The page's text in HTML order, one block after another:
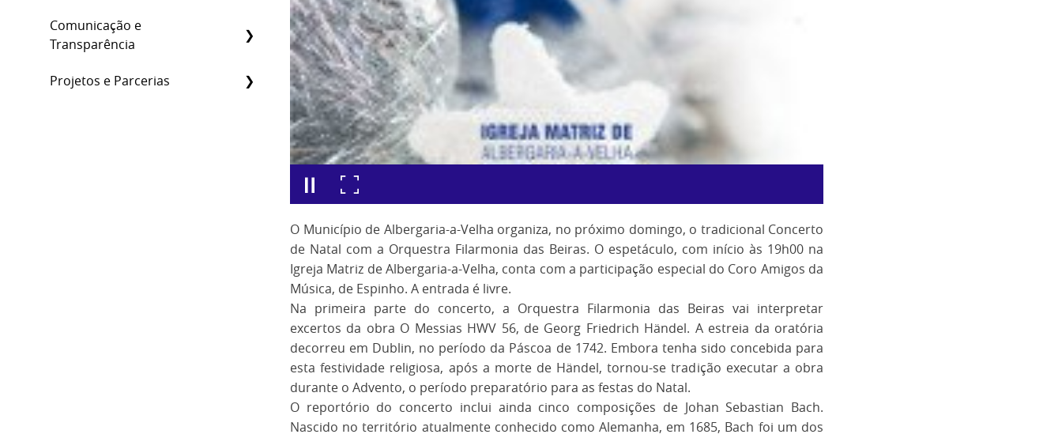
Comunicação e
Transparência
Projetos e Parcerias
O Município de Albergaria-a-Velha organiza, no próximo domingo, o tradicional Concerto
de Natal com a Orquestra Filarmonia das Beiras. O espetáculo, com início às 19h00 na
Igreja Matriz de Albergaria-a-Velha, conta com a participação especial do Coro Amigos da
Música, de Espinho. A entrada é livre.
Na primeira parte do concerto, a Orquestra Filarmonia das Beiras vai interpretar
excertos da obra O Messias HWV 56, de Georg Friedrich Händel. A estreia da oratória
decorreu em Dublin, no período da Páscoa de 1742. Embora tenha sido concebida para
esta festividade religiosa, após a morte de Händel, tornou-se tradição executar a obra
durante o Advento, o período preparatório para as festas do Natal.
O reportório do concerto inclui ainda cinco composições de Johan Sebastian Bach.
Nascido no território atualmente conhecido como Alemanha, em 1685, Bach foi um dos